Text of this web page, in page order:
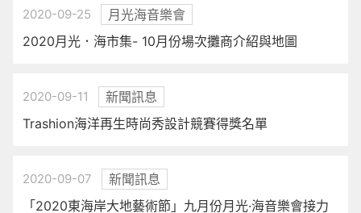
2020-09-25
月光海音樂會
2020月光．海市集- 10月份場次攤商介紹與地圖
2020-09-11
新聞訊息
Trashion海洋再生時尚秀設計競賽得獎名單
2020-09-07
新聞訊息
「2020東海岸大地藝術節」九月份月光·海音樂會接力